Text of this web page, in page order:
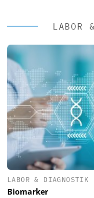
LABOR
LABOR & DIAGNOSTIK
Biomarker